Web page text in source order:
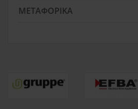
ΜΕΤΑΦΟΡΙΚΆ